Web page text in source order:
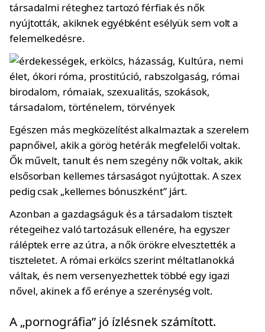
társadalmi réteghez tartozó férfiak és nők
nyújtották, akiknek egyébként esélyük sem volt a
felemelkedésre.
Egészen más megközelítést alkalmaztak a szerelem
papnőivel, akik a görög hetérák megfelelői voltak.
Ők művelt, tanult és nem szegény nők voltak, akik
elsősorban kellemes társaságot nyújtottak. A szex
pedig csak „kellemes bónuszként” járt.
Azonban a gazdagságuk és a társadalom tisztelt
rétegeihez való tartozásuk ellenére, ha egyszer
ráléptek erre az útra, a nők örökre elvesztették a
tiszteletet. A római erkölcs szerint méltatlanokká
váltak, és nem versenyezhettek többé egy igazi
nővel, akinek a fő erénye a szerénység volt.
A „pornográfia” jó ízlésnek számított.